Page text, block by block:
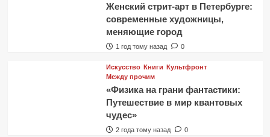
Женский стрит-арт в Петербурге:
современные художницы,
меняющие город
1 год тому назад 0
Искусство Книги Культфронт
Между прочим
«Физика на грани фантастики:
Путешествие в мир квантовых
чудес»
2 года тому назад 0